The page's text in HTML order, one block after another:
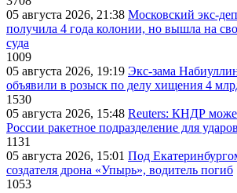
05 августа 2026, 21:38 Московский экс-
получила 4 года колонии, но вышла на
суда
1009
05 августа 2026, 19:19 Экс-зама
объявили в розыск по делу хищения 4
1530
05 августа 2026, 15:48 Reuters: КНДР
России ракетное подразделение для
1131
05 августа 2026, 15:01 Под
создателя дрона «Упырь», водитель погиб
1053